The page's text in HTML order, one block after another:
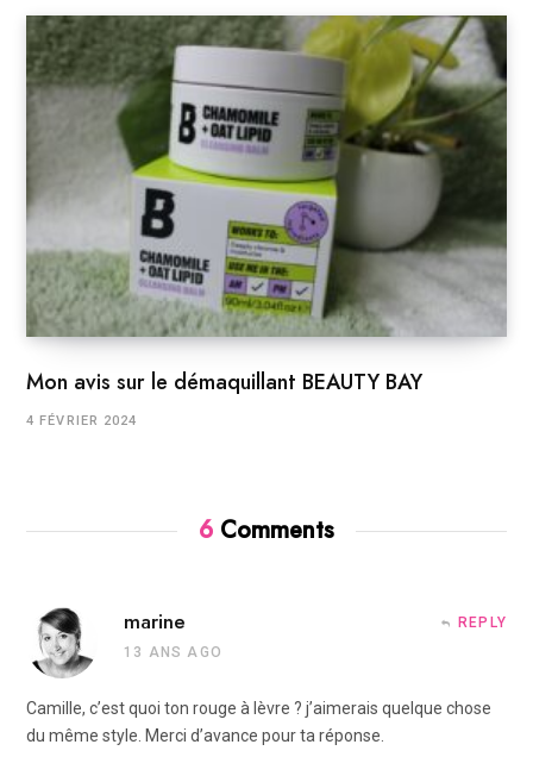
Mon avis sur le démaquillant BEAUTY BAY
4 FÉVRIER 2024
6 Comments
marine
13 ANS AGO
REPLY
Camille, c’est quoi ton rouge à lèvre ? j’aimerais quelque chose
du même style. Merci d’avance pour ta réponse.